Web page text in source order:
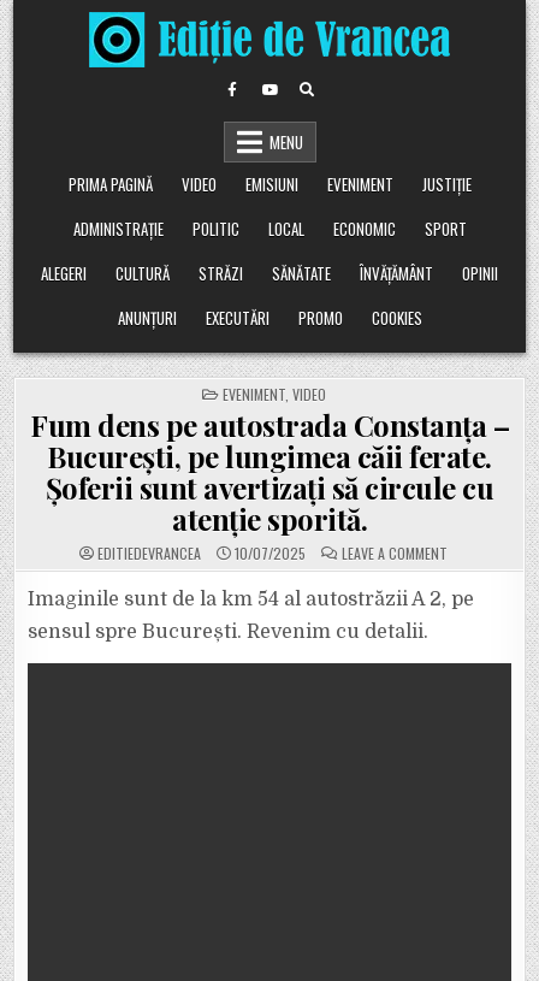
Skip
to
content
MENU
PRIMA PAGINĂ
VIDEO EMISIUNI EVENIMENT
JUSTIȚIE
ADMINISTRAȚIE
POLITIC LOCAL ECONOMIC
SPORT
ALEGERI
CULTURĂ STRĂZI SĂNĂTATE ÎNVĂȚĂMÂNT
OPINII
ANUNȚURI
EXECUTĂRI PROMO COOKIES
POSTED
IN
EVENIMENT, VIDEO
Fum dens pe autostrada Constanța –
București, pe lungimea căii ferate.
Șoferii sunt avertizați să circule cu
atenție sporită.
EDITIEDEVRANCEA 10/07/2025 LEAVE A COMMENT
FUM
PE
AUTOSTRADA
PE
Imaginile sunt de la km 54 al autostrăzii A 2, pe
sensul spre București. Revenim cu detalii.